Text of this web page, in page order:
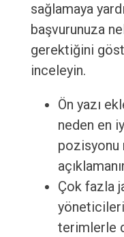
sağlamaya
başvurunuza
gerektiğini
inceleyin.
Ön yazı
neden en
pozisyonu
Çok fazla
yöneticileri
terimlerle